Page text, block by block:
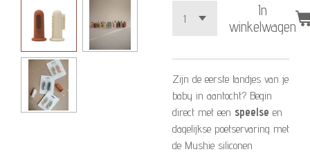
In
winkelwagen
Zijn de eerste tandjes van je
baby in aantocht? Begin
direct met een speelse en
dagelijkse poetservaring met
de Mushie siliconen